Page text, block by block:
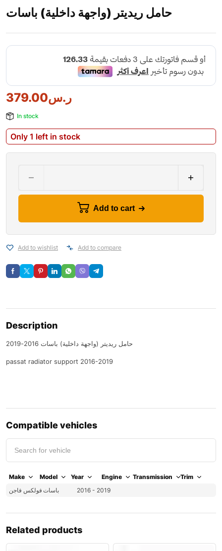
حامل ريديتر (واجهة داخلية) باسات
ر.س379.00
In stock
Only 1 left in stock
Add to cart
Add to wishlist Add to compare
Description
حامل ريديتر (واجهة داخلية) باسات 2016-2019
passat radiator support 2016-2019
Compatible vehicles
Make Model Year Engine Transmission
Trim
فولكس فاجن باسات 2016 - 2019
Related products